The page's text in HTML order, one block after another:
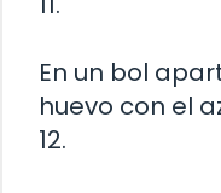
En un bol
huevo con el
12.